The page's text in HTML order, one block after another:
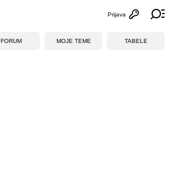
Otvori
Prijava
FORUM MOJE TEME TABELE